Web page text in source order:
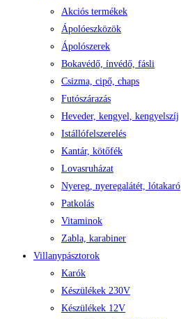
Akciós termékek
Ápolóeszközök
Ápolószerek
Bokavédő, ínvédő, fásli
Csizma, cipő, chaps
Futószárazás
Heveder, kengyel, kengyelszíj
Istállófelszerelés
Kantár, kötőfék
Lovasruházat
Nyereg, nyeregalátét, lótakaró
Patkolás
Vitaminok
Zabla, karabiner
Villanypásztorok
Karók
Készülékek 230V
Készülékek 12V